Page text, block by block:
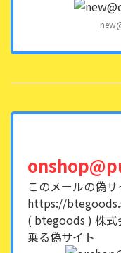
このメールの偽サ
https://
( btegoods ) 株式
乗る偽サイト